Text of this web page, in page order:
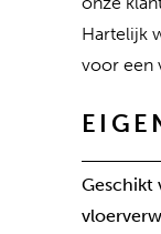
Hartelijk
voor een
Geschikt